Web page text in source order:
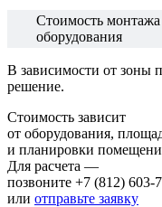
Стоимость
оборудования
В зависимости от зоны
решение.
Стоимость зависит
от оборудования,
и планировки
Для расчета —
позвоните +7 (812) 603-
или отправьте заявку